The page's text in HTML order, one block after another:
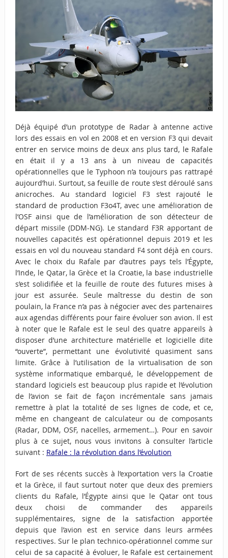
Déjà équipé d’un prototype de Radar à antenne active
lors des essais en vol en 2008 et en version F3 qui devait
entrer en service moins de deux ans plus tard, le Rafale
en était il y a 13 ans à un niveau de capacités
opérationnelles que le Typhoon n’a toujours pas rattrapé
aujourd’hui. Surtout, sa feuille de route s’est déroulé sans
anicroches. Au standard logiciel F3 s’est rajouté le
standard de production F3o4T, avec une amélioration de
l’OSF ainsi que de l’amélioration de son détecteur de
départ missile (DDM-NG). Le standard F3R apportant de
nouvelles capacités est opérationnel depuis 2019 et les
essais en vol du nouveau standard F4 sont déjà en cours.
Avec le choix du Rafale par d’autres pays tels l’Égypte,
l’Inde, le Qatar, la Grèce et la Croatie, la base industrielle
s’est solidifiée et la feuille de route des futures mises à
jour est assurée. Seule maîtresse du destin de son
poulain, la France n’a pas à négocier avec des partenaires
aux agendas différents pour faire évoluer son avion. Il est
à noter que le Rafale est le seul des quatre appareils à
disposer d’une architecture matérielle et logicielle dite
“ouverte”, permettant une évolutivité quasiment sans
limite. Grâce à l’utilisation de la virtualisation de son
système informatique embarqué, le développement de
standard logiciels est beaucoup plus rapide et l’évolution
de l’avion se fait de façon incrémentale sans jamais
remettre à plat la totalité de ses lignes de code, et ce,
même en changeant de calculateur ou de composants
(Radar, DDM, OSF, nacelles, armement…). Pour en savoir
plus à ce sujet, nous vous invitons à consulter l’article
suivant : Rafale : la révolution dans l’évolution
Fort de ses récents succès à l’exportation vers la Croatie
et la Grèce, il faut surtout noter que deux des premiers
clients du Rafale, l’Égypte ainsi que le Qatar ont tous
deux choisi de commander des appareils
supplémentaires, signe de la satisfaction apportée
depuis que l’avion est en service dans leurs armées
respectives. Sur le plan technico-opérationnel comme sur
celui de sa capacité à évoluer, le Rafale est certainement